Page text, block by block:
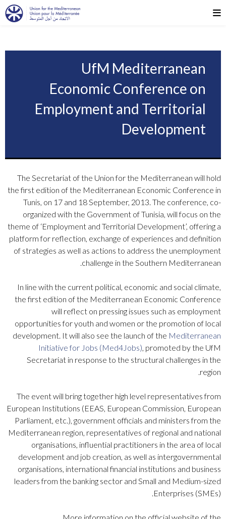
UfM Mediterranean
Economic Conference on
Employment and Territorial
Development
The Secretariat of the Union for the Mediterranean will hold
the first edition of the Mediterranean Economic Conference in
Tunis, on 17 and 18 September, 2013. The conference, co-
organized with the Government of Tunisia, will focus on the
theme of ‘Employment and Territorial Development’, offering a
platform for reflection, exchange of experiences and definition
of strategies as well as actions to address the unemployment
challenge in the Southern Mediterranean.
In line with the current political, economic and social climate,
the first edition of the Mediterranean Economic Conference
will reflect on pressing issues such as employment
opportunities for youth and women or the promotion of local
development. It will also see the launch of the Mediterranean
Initiative for Jobs (Med4Jobs), promoted by the UfM
Secretariat in response to the structural challenges in the
region.
The event will bring together high level representatives from
European Institutions (EEAS, European Commission, European
Parliament, etc.), government officials and ministers from the
Mediterranean region, representatives of regional and national
organisations, influential practitioners in the area of local
development and job creation, as well as intergovernmental
organisations, international financial institutions and business
leaders from the banking sector and Small and Medium-sized
Enterprises (SMEs).